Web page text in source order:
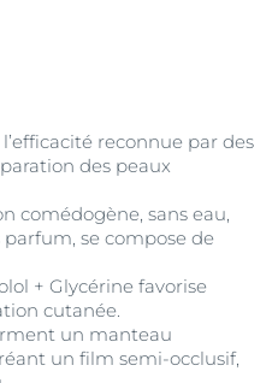
reconnue par des
des peaux
comédogène, sans eau,
se compose de
+ Glycérine favorise
cutanée.
un manteau
un film semi-occlusif,